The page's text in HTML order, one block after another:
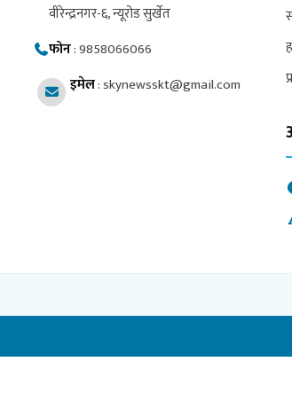
वीरेन्द्रनगर-६, न्यूरोड सुर्खेत
फोन:9858066066
इमेल:skynewsskt@gmail.com